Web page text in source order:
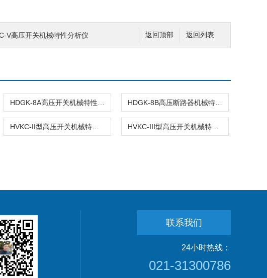
返回列表
返回顶部
V高压开关机械特性分析仪
联系我们
24小时热线：
021-31300786